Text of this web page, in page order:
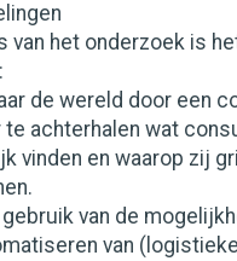
van het onderzoek is
de wereld door een
te achterhalen wat
vinden en waarop zij
gebruik van de
van